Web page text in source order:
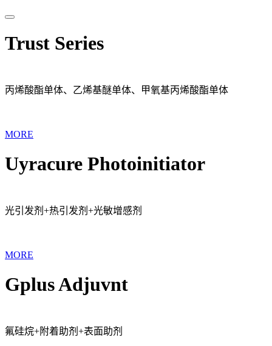
Trust Series
丙烯酸酯单体、乙烯基醚单体、甲氧基丙烯酸酯单体
MORE
Uyracure Photoinitiator
光引发剂+热引发剂+光敏增感剂
MORE
Gplus Adjuvnt
氟硅烷+附着助剂+表面助剂